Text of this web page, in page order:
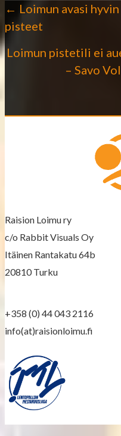
P
o
i
g
a
t
i
n
← Loimun avasi
pisteet
Loimun pistetili ei
– Savo
Raision Loimu ry
c/o Rabbit Visuals Oy
Itäinen Rantakatu 64b
20810 Turku
+358 (0) 44 043 2116
info(at)raisionloimu.fi